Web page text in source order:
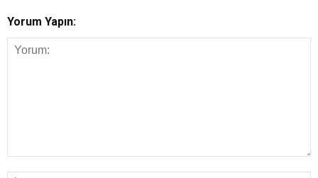
Yorum Yapın: